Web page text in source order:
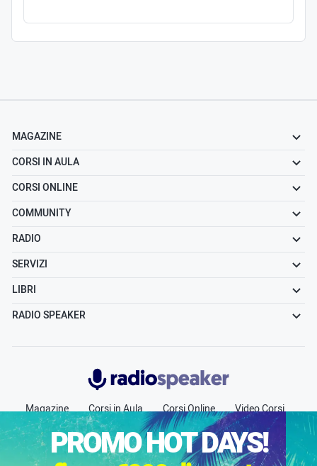
MAGAZINE
CORSI IN AULA
CORSI ONLINE
COMMUNITY
RADIO
SERVIZI
LIBRI
RADIO SPEAKER
Radiospeaker.it
Magazine Corsi in Aula Corsi Online
Video Corsi
Community
Radio Jobs Chi siamo
Contatti
Pubblicità
PROMO HOT DAYS!